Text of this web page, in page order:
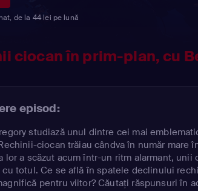
de la 44 lei pe lună
ciocan în prim-plan, cu
episod:
studiază unul dintre cei mai
ciocan trăiau cândva în număr mare
lor a scăzut acum într-un ritm alarmant,
cu totul. Ce se află în spatele declinului
pentru viitor? Căutați răspunsuri în